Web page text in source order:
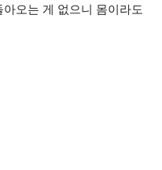
오는 게 없으니 몸이라도